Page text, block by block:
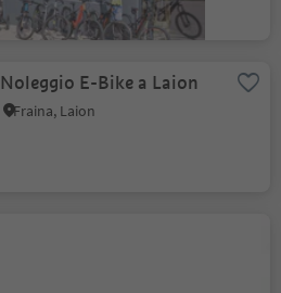
Noleggio E-Bike a Laion
Fraina, Laion